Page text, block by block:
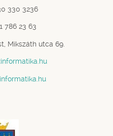
330 3236
23 63
Mikszáth utca 69.